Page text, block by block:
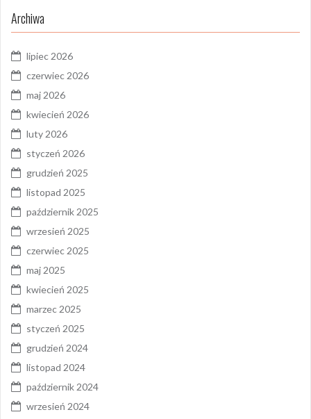
Archiwa
lipiec 2026
czerwiec 2026
maj 2026
kwiecień 2026
luty 2026
styczeń 2026
grudzień 2025
listopad 2025
październik 2025
wrzesień 2025
czerwiec 2025
maj 2025
kwiecień 2025
marzec 2025
styczeń 2025
grudzień 2024
listopad 2024
październik 2024
wrzesień 2024